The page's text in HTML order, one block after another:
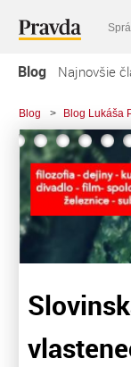
Blog Najnovšie
Blog > Blog Lukáša